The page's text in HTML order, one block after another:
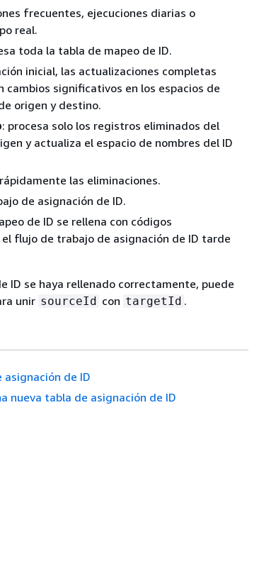
frecuentes, ejecuciones diarias o
real.
toda la tabla de mapeo de ID.
inicial, las actualizaciones completas
cambios significativos en los espacios de
origen y destino.
: procesa solo los registros eliminados del
y actualiza el espacio de nombres del ID
las eliminaciones.
de asignación de ID.
de ID se rellena con códigos
flujo de trabajo de asignación de ID tarde
ID se haya rellenado correctamente, puede
unir sourceId con targetId .
asignación de ID
nueva tabla de asignación de ID